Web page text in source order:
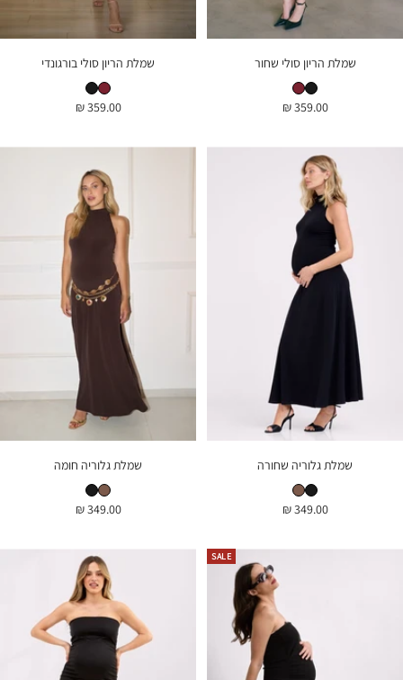
שמלת הריון סולי שחור
שמלת הריון סולי שחורשמלת הריון סולי בורגונדי
מחיר
359.00 ₪
שמלת הריון סולי בורגונדי
שמלת הריון סולי בורגונדי
שמלת הריון סולי שחור
מחיר
359.00 ₪
שמלת גלוריה שחורה
שמלת גלוריה שחורה
שמלת גלוריה חומה
מחיר
349.00 ₪
שמלת גלוריה חומה
שמלת גלוריה חומהשמלת גלוריה שחורה
מחיר
349.00 ₪
SALE